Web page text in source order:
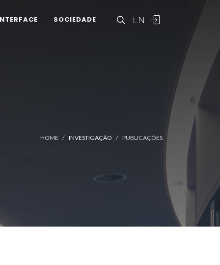
EN
SOCIEDADE
HOME INVESTIGAÇÃO PUBLICAÇÕES